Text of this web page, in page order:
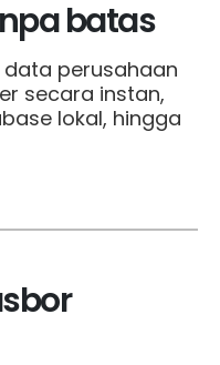
batas
perusahaan
secara instan,
lokal, hingga